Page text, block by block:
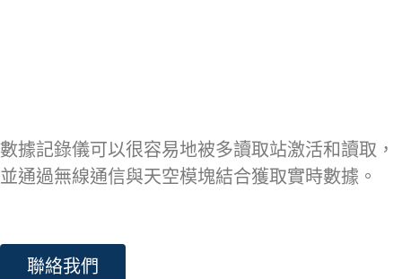
數據記錄儀可以很容易地被多讀取站激活和讀取，
並通過無線通信與天空模塊結合獲取實時數據。
聯絡我們